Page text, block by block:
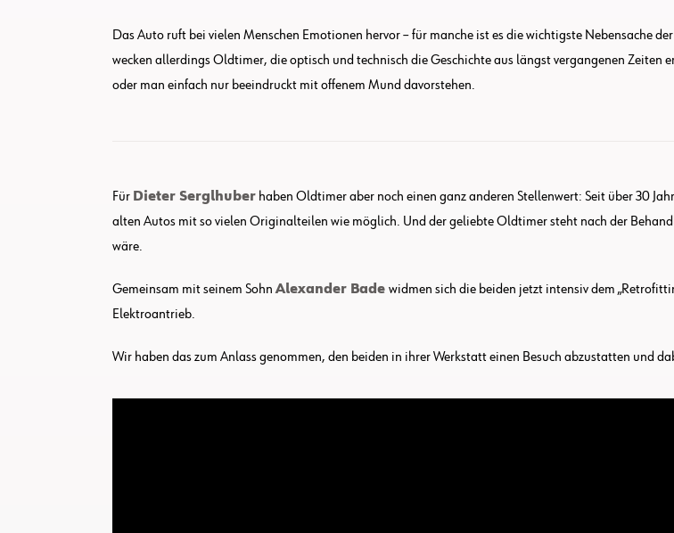
Das Auto ruft bei vielen Menschen Emotionen hervor – für manche ist es die wichtigste Nebensache
wecken allerdings Oldtimer, die optisch und technisch die Geschichte aus längst vergangenen Zeiten
oder man einfach nur beeindruckt mit offenem Mund davorstehen.
Für Dieter Serglhuber haben Oldtimer aber noch einen ganz anderen Stellenwert: Seit über 30
alten Autos mit so vielen Originalteilen wie möglich. Und der geliebte Oldtimer steht nach der
wäre.
Gemeinsam mit seinem SohnAlexander Bade widmen sich die beiden jetzt intensiv dem
Elektroantrieb.
Wir haben das zum Anlass genommen, den beiden in ihrer Werkstatt einen Besuch abzustatten und